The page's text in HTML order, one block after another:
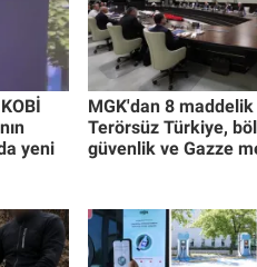
yeni
MGK'dan 8
Terörsüz Türkiye,
güvenlik ve Gazze